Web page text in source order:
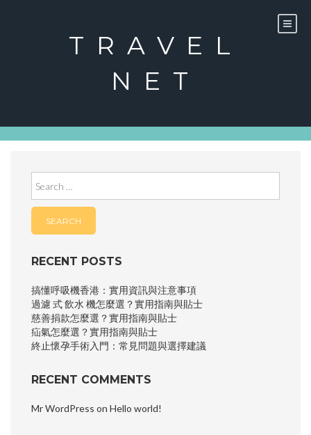
TRAVEL
NET
for:
RECENT POSTS
搞懂呼吸機香港：實用資訊與注意事項
過濾 式 飲水 機怎麼選？實用指南與貼士
慈善捐款怎麼選？實用指南與貼士
疝氣怎麼選？實用指南與貼士
終止懷孕手術入門：常見問題與選擇建議
RECENT COMMENTS
Mr WordPress on Hello world!